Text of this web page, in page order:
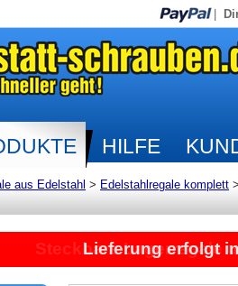
HILFE
aus Edelstahl > Edelstahlregale komplett
Lieferung erfolgt